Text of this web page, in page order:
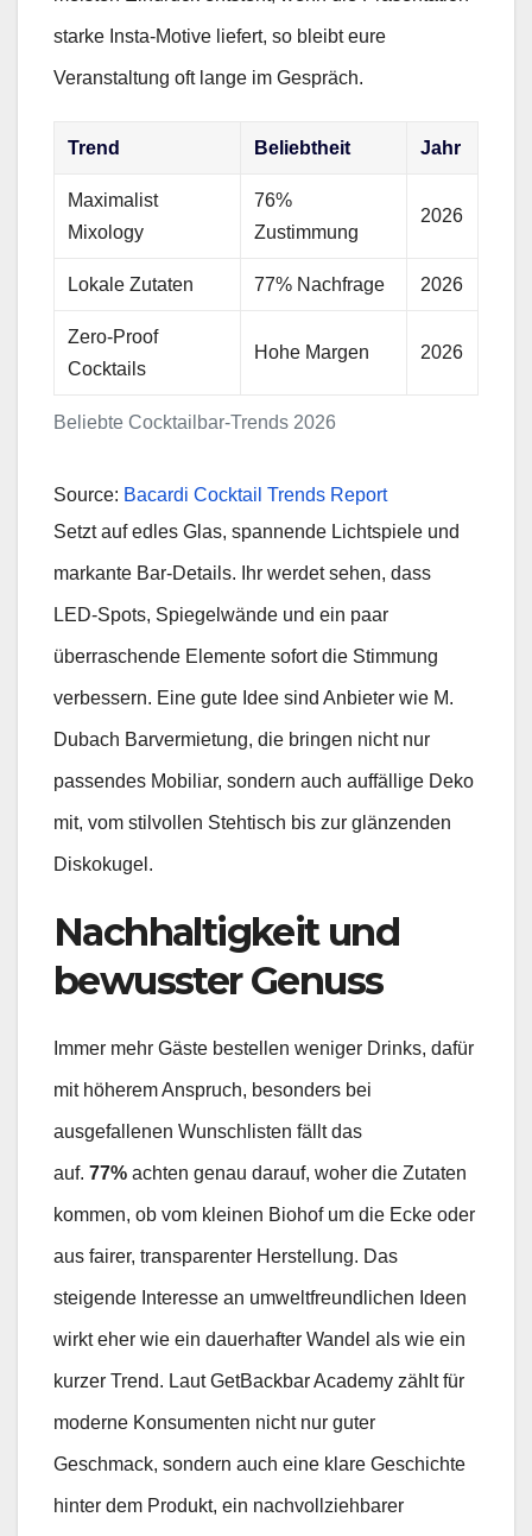
starke Insta-Motive liefert, so bleibt eure
Veranstaltung oft lange im Gespräch.
Beliebte Cocktailbar-Trends 2026
Trend Beliebtheit Jahr
Maximalist
Mixology
76%
Zustimmung
2026
Lokale Zutaten 77% Nachfrage 2026
Zero-Proof
Cocktails
Hohe Margen 2026
Source: Bacardi Cocktail Trends Report
Setzt auf edles Glas, spannende Lichtspiele und
markante Bar-Details. Ihr werdet sehen, dass
LED-Spots, Spiegelwände und ein paar
überraschende Elemente sofort die Stimmung
verbessern. Eine gute Idee sind Anbieter wie M.
Dubach Barvermietung, die bringen nicht nur
passendes Mobiliar, sondern auch auffällige Deko
mit, vom stilvollen Stehtisch bis zur glänzenden
Diskokugel.
Nachhaltigkeit und
bewusster Genuss
Immer mehr Gäste bestellen weniger Drinks, dafür
mit höherem Anspruch, besonders bei
ausgefallenen Wunschlisten fällt das
auf. 77% achten genau darauf, woher die Zutaten
kommen, ob vom kleinen Biohof um die Ecke oder
aus fairer, transparenter Herstellung. Das
steigende Interesse an umweltfreundlichen Ideen
wirkt eher wie ein dauerhafter Wandel als wie ein
kurzer Trend. Laut GetBackbar Academy zählt für
moderne Konsumenten nicht nur guter
Geschmack, sondern auch eine klare Geschichte
hinter dem Produkt, ein nachvollziehbarer